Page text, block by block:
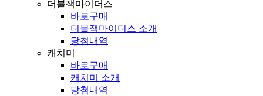
더블잭마이더스
바로구매
더블잭마이더스 소개
당첨내역
캐치미
바로구매
캐치미 소개
당첨내역